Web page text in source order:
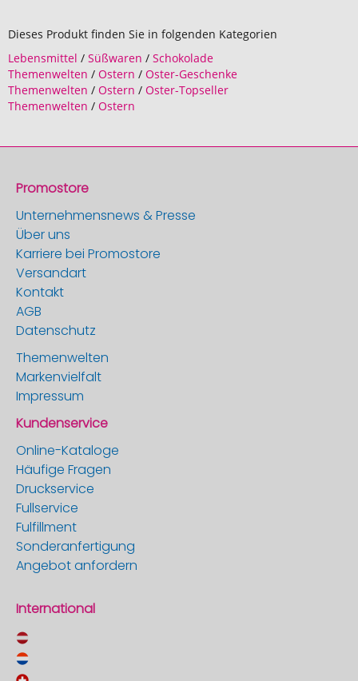
Dieses Produkt finden Sie in folgenden Kategorien
Lebensmittel / Süßwaren / Schokolade
Themenwelten / Ostern / Oster-Geschenke
Themenwelten / Ostern / Oster-Topseller
Themenwelten / Ostern
Promostore
Unternehmensnews & Presse
Über uns
Karriere bei Promostore
Versandart
Kontakt
AGB
Datenschutz
Themenwelten
Markenvielfalt
Impressum
Kundenservice
Online-Kataloge
Häufige Fragen
Druckservice
Fullservice
Fulfillment
Sonderanfertigung
Angebot anfordern
International